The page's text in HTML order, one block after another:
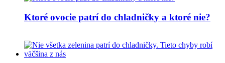
Ktoré ovocie patrí do chladničky a ktoré nie?